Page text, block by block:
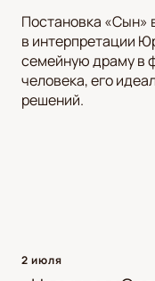
Постановка «Сын»
в интерпретации
семейную драму в
человека, его
решений.
2 июля